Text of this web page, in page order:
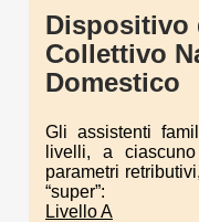
Dispositivo
Collettivo
Domestico
Gli assistenti
livelli, a
parametri
“super”:
Livello A